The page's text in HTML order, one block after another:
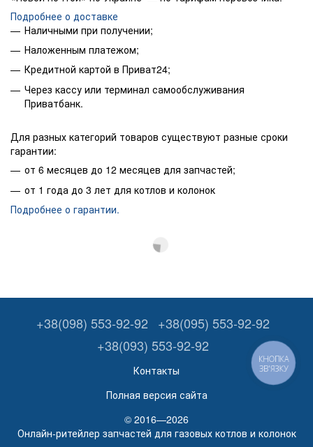
Подробнее о доставке
Наличными при получении;
Наложенным платежом;
Кредитной картой в Приват24;
Через кассу или терминал самообслуживания
Приватбанк.
Для разных категорий товаров существуют разные сроки
гарантии:
от 6 месяцев до 12 месяцев для запчастей;
от 1 года до 3 лет для котлов и колонок
Подробнее о гарантии.
+38(098) 553-92-92
+38(095) 553-92-92
+38(093) 553-92-92
Контакты
Полная версия сайта
© 2016—2026
Онлайн-ритейлер запчастей для газовых котлов и колонок
КНОПКА
ЗВ'ЯЗКУ